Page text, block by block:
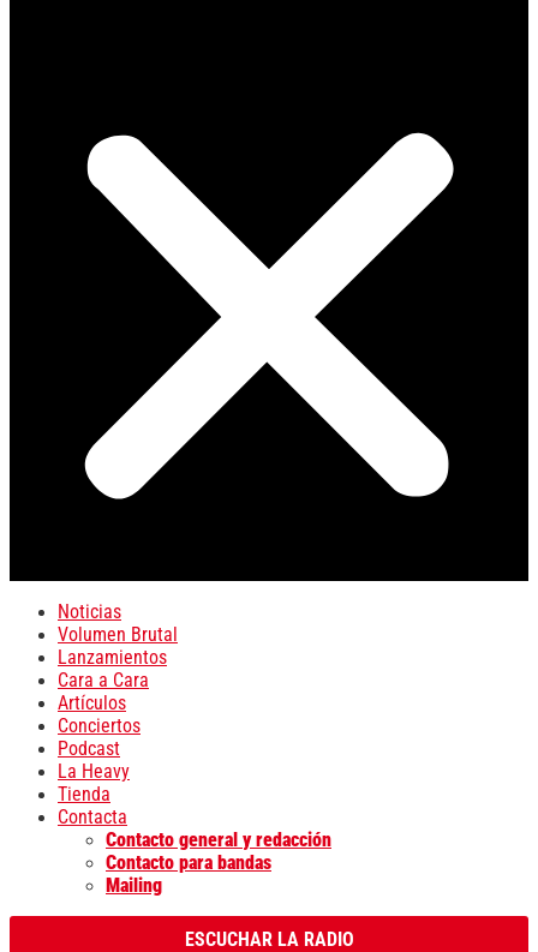
Noticias
Volumen Brutal
Lanzamientos
Cara a Cara
Artículos
Conciertos
Podcast
La Heavy
Tienda
Contacta
Contacto general y redacción
Contacto para bandas
Mailing
ESCUCHAR LA RADIO